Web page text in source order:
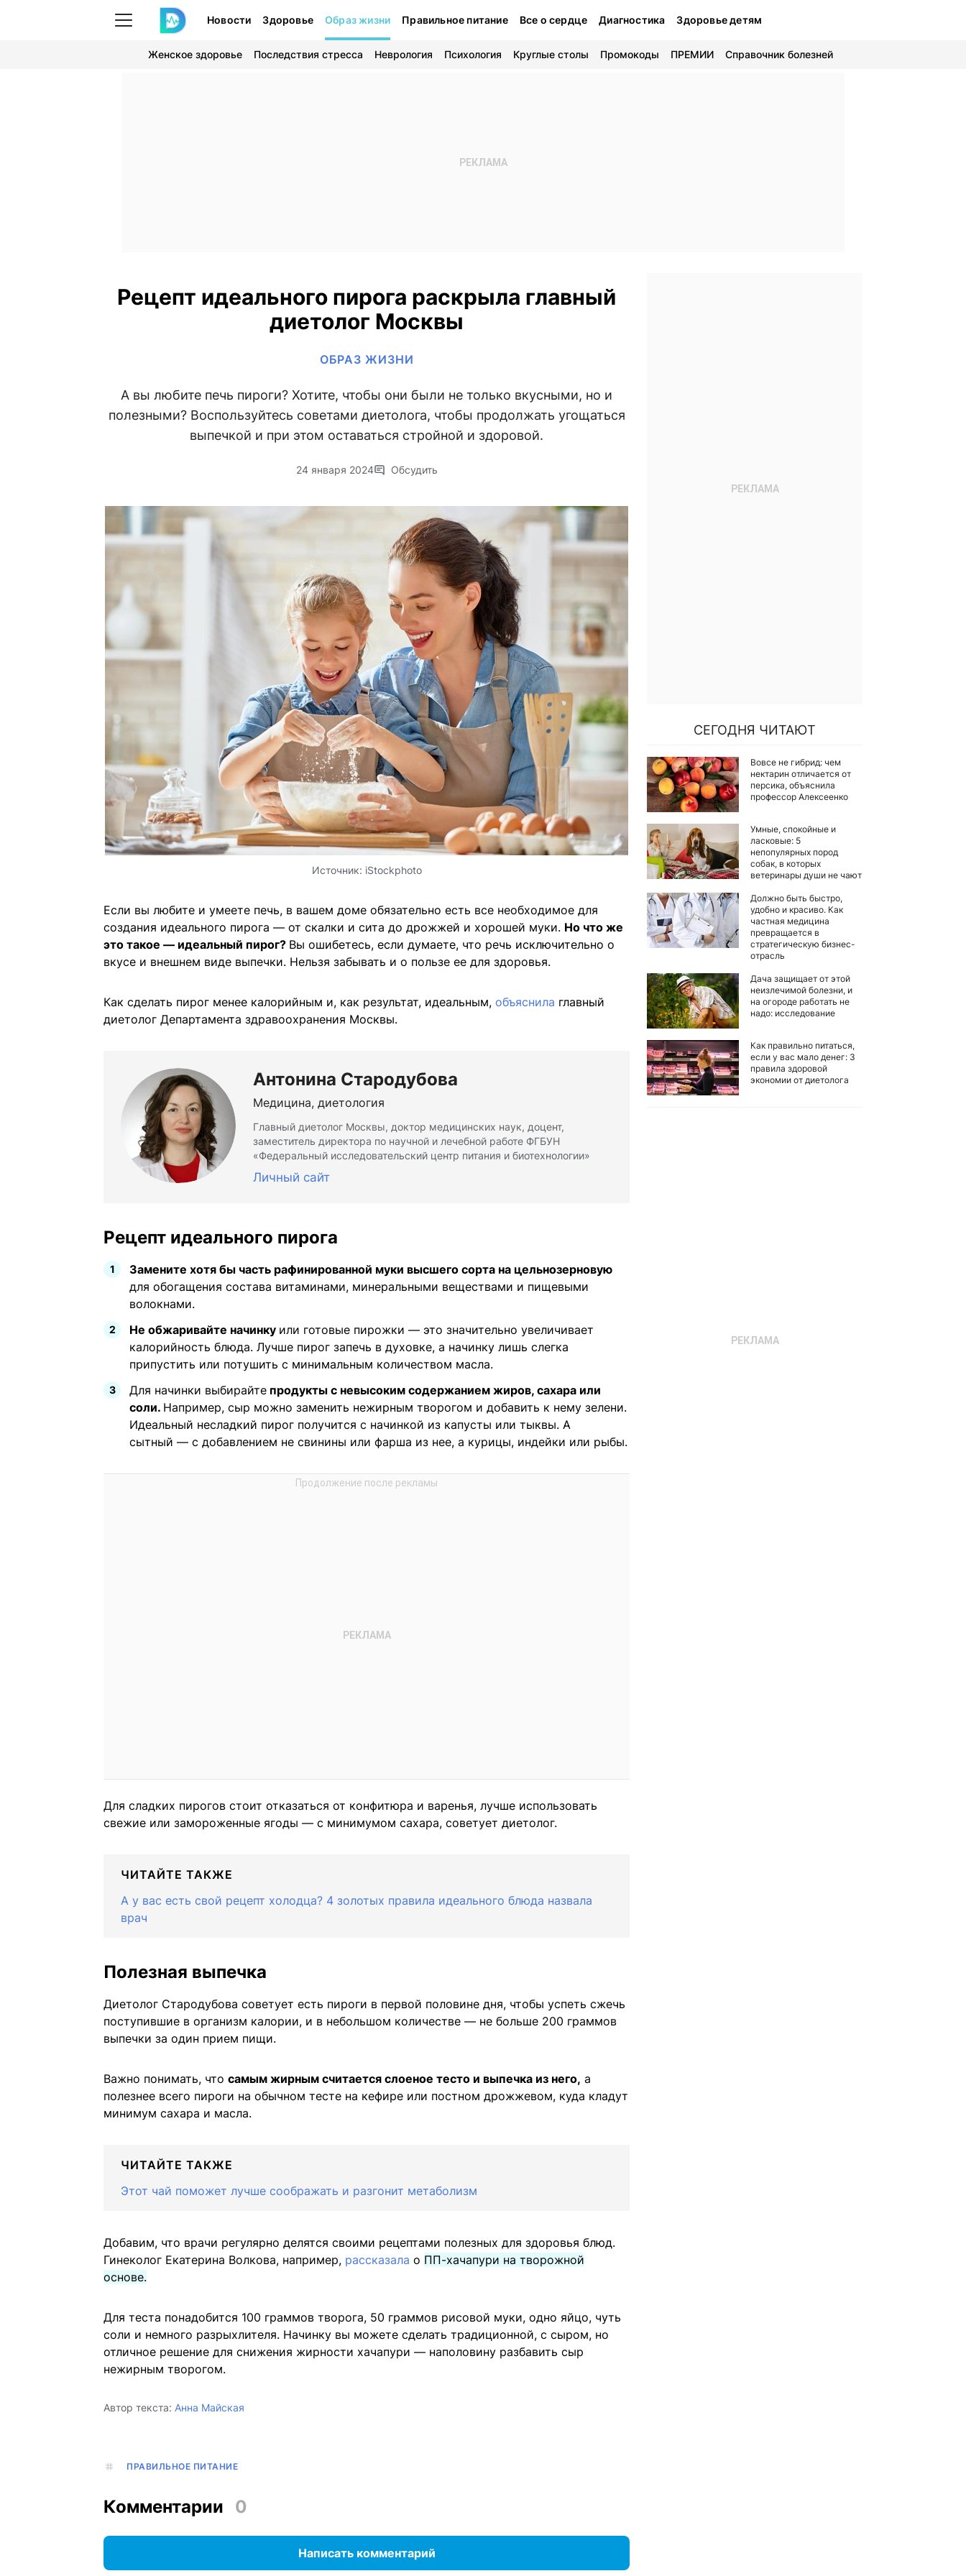
Новости Здоровье Образ жизни Правильное питание Все о сердце Диагностика Здоровье детям
Женское здоровье Последствия стресса Неврология Психология Круглые столы Промокоды ПРЕМИИ Справочник болезней
Рецепт идеального пирога раскрыла главный
диетолог Москвы
ОБРАЗ ЖИЗНИ
А вы любите печь пироги? Хотите, чтобы они были не только вкусными, но и
полезными? Воспользуйтесь советами диетолога, чтобы продолжать угощаться
выпечкой и при этом оставаться стройной и здоровой.
24 января 2024 Обсудить
Источник: iStockphoto
Если вы любите и умеете печь, в вашем доме обязательно есть все необходимое для
создания идеального пирога — от скалки и сита до дрожжей и хорошей муки. Но что же
это такое — идеальный пирог? Вы ошибетесь, если думаете, что речь исключительно о
вкусе и внешнем виде выпечки. Нельзя забывать и о пользе ее для здоровья.
Как сделать пирог менее калорийным и, как результат, идеальным, объяснила главный
диетолог Департамента здравоохранения Москвы.
Антонина Стародубова
Медицина, диетология
Главный диетолог Москвы, доктор медицинских наук, доцент,
заместитель директора по научной и лечебной работе ФГБУН
«Федеральный исследовательский центр питания и биотехнологии»
Личный сайт
Рецепт идеального пирога
Замените хотя бы часть рафинированной муки высшего сорта на цельнозерновую
для обогащения состава витаминами, минеральными веществами и пищевыми
волокнами.
Не обжаривайте начинку или готовые пирожки — это значительно увеличивает
калорийность блюда. Лучше пирог запечь в духовке, а начинку лишь слегка
припустить или потушить с минимальным количеством масла.
Для начинки выбирайте продукты с невысоким содержанием жиров, сахара или
соли. Например, сыр можно заменить нежирным творогом и добавить к нему зелени.
Идеальный несладкий пирог получится с начинкой из капусты или тыквы. А
сытный — с добавлением не свинины или фарша из нее, а курицы, индейки или рыбы.
Для сладких пирогов стоит отказаться от конфитюра и варенья, лучше использовать
свежие или замороженные ягоды — с минимумом сахара, советует диетолог.
ЧИТАЙТЕ ТАКЖЕ
А у вас есть свой рецепт холодца? 4 золотых правила идеального блюда назвала
врач
Полезная выпечка
Диетолог Стародубова советует есть пироги в первой половине дня, чтобы успеть сжечь
поступившие в организм калории, и в небольшом количестве — не больше 200 граммов
выпечки за один прием пищи.
Важно понимать, что самым жирным считается слоеное тесто и выпечка из него, а
полезнее всего пироги на обычном тесте на кефире или постном дрожжевом, куда кладут
минимум сахара и масла.
ЧИТАЙТЕ ТАКЖЕ
Этот чай поможет лучше соображать и разгонит метаболизм
Добавим, что врачи регулярно делятся своими рецептами полезных для здоровья блюд.
Гинеколог Екатерина Волкова, например, рассказала о ПП-хачапури на творожной
основе.
Для теста понадобится 100 граммов творога, 50 граммов рисовой муки, одно яйцо, чуть
соли и немного разрыхлителя. Начинку вы можете сделать традиционной, с сыром, но
отличное решение для снижения жирности хачапури — наполовину разбавить сыр
нежирным творогом.
Автор текста: Анна Майская
ПРАВИЛЬНОЕ ПИТАНИЕ
СЕГОДНЯ ЧИТАЮТ
Вовсе не гибрид: чем
нектарин отличается от
персика, объяснила
профессор Алексеенко
Умные, спокойные и
ласковые: 5
непопулярных пород
собак, в которых
ветеринары души не чают
Должно быть быстро,
удобно и красиво. Как
частная медицина
превращается в
стратегическую бизнес-
отрасль
Дача защищает от этой
неизлечимой болезни, и
на огороде работать не
надо: исследование
Как правильно питаться,
если у вас мало денег: 3
правила здоровой
экономии от диетолога
Комментарии 0
Написать комментарий